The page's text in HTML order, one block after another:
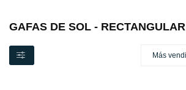
GAFAS DE SOL - RECTANGULAR